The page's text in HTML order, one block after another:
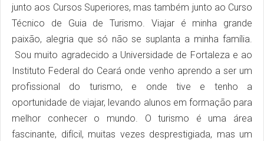
junto aos Cursos Superiores, mas também junto ao Curso
Técnico de Guia de Turismo. Viajar é minha grande
paixão, alegria que só não se suplanta a minha família.
Sou muito agradecido a Universidade de Fortaleza e ao
Instituto Federal do Ceará onde venho aprendo a ser um
profissional do turismo, e onde tive e tenho a
oportunidade de viajar, levando alunos em formação para
melhor conhecer o mundo. O turismo é uma área
fascinante, difícil, muitas vezes desprestigiada, mas um